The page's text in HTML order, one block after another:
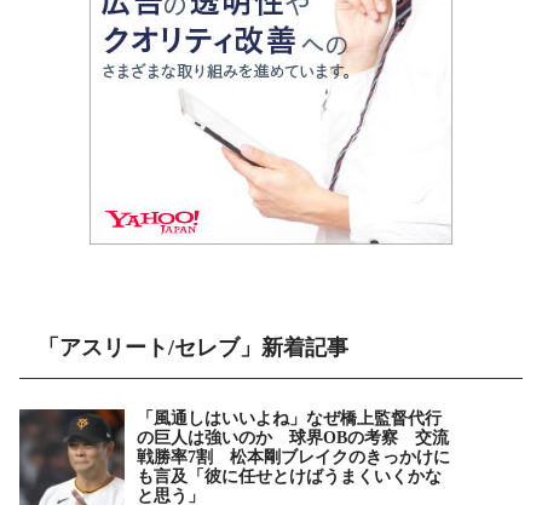
「アスリート/セレブ」新着記事
「風通しはいいよね」なぜ橋上監督代行
の巨人は強いのか 球界OBの考察 交流
戦勝率7割 松本剛ブレイクのきっかけに
も言及「彼に任せとけばうまくいくかな
と思う」